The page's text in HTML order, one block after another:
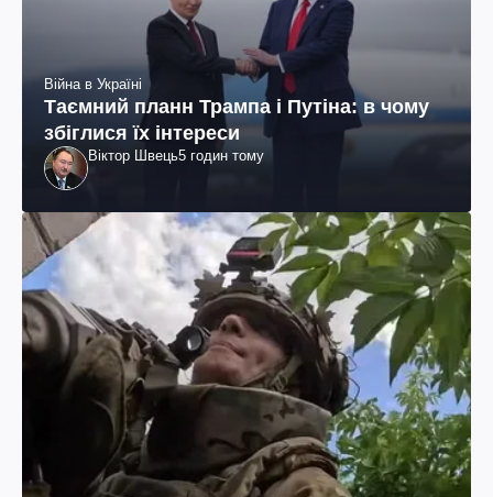
Війна в Україні
Таємний планн Трампа і Путіна: в чому
збіглися їх інтереси
Віктор Швець5 годин тому